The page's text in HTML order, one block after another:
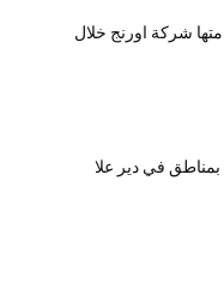
شركة اورنج خلال
في دير علا